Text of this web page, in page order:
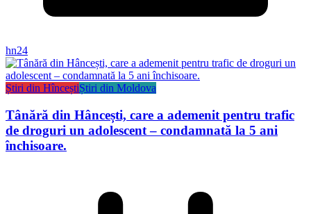
hn24
Știri din HînceștiȘtiri din Moldova
Tânără din Hâncești, care a ademenit pentru trafic
de droguri un adolescent – condamnată la 5 ani
închisoare.